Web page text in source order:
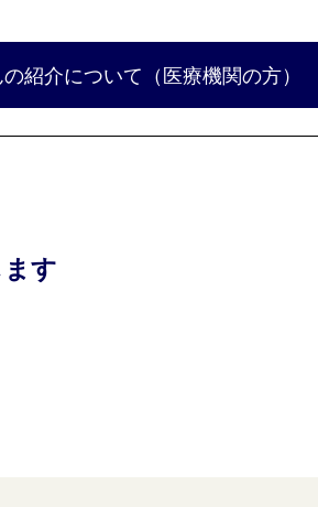
紹介について （医療機関の方）
す